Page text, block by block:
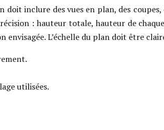
inclure des vues en plan, des
: hauteur totale, hauteur de
L’échelle du plan doit être
utilisées.